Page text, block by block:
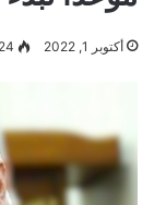
أكتوبر 1, 2022